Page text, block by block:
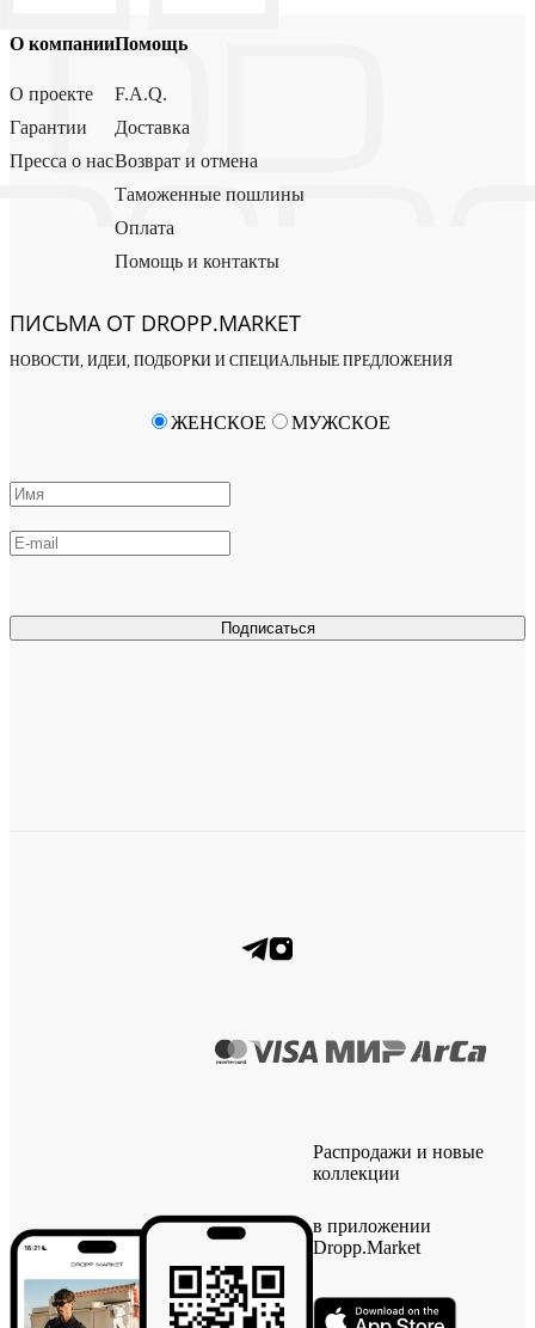
О компании
О проекте
Гарантии
Пресса о нас
Помощь
F.A.Q.
Доставка
Возврат и отмена
Таможенные пошлины
Оплата
Помощь и контакты
ПИСЬМА ОТ DROPP.MARKET
НОВОСТИ, ИДЕИ, ПОДБОРКИ И СПЕЦИАЛЬНЫЕ ПРЕДЛОЖЕНИЯ
Подписаться
ЖЕНСКОЕ МУЖСКОЕ
Распродажи и новые
коллекции
в приложении
Dropp.Market